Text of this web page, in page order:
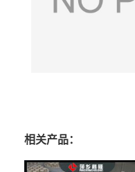
相关产品：